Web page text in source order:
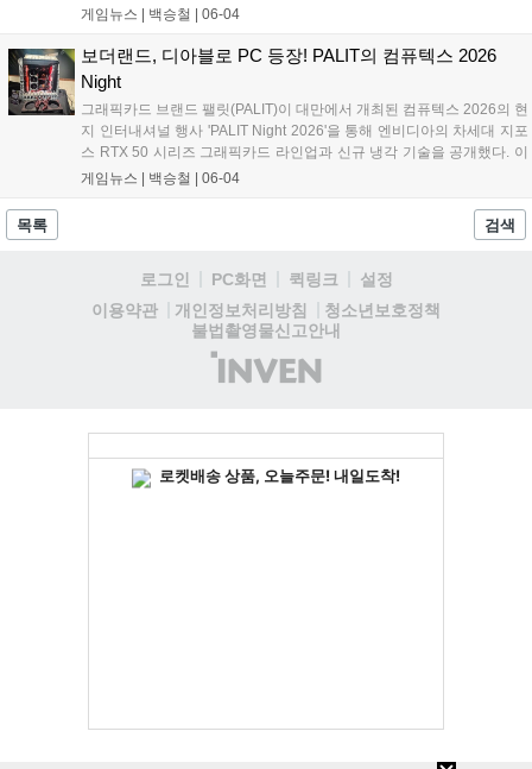
루션을 전시했다. 이와 함께 게이머를 위한 하드웨어 브랜드 XPG의 고
하드웨어 신제품과 엔비디아 협업 솔루션을 대거 공개하며 XPG는 신작
게임 '인왕 3(NIOH 3)'의 공식 게이밍 파트너로서 고성능 게이밍 환경을
적극 지원하겠다는 포부를 밝혔다....
게임뉴스 | 백승철 06-04
보더랜드, 디아블로 PC 등장! PALIT의 컴퓨텍스 2026
Night
그래픽카드 브랜드 팰릿(PALIT)이 대만에서 개최된 컴퓨텍스 2026의 현
지 인터내셔널 행사 'PALIT Night 2026'을 통해 엔비디아의 차세대 지포
스 RTX 50 시리즈 그래픽카드 라인업과 신규 냉각 기술을 공개했다. 이
번 행사에서 PALIT은 게이머가 직접 외형을 편집할 수 있는 DIY 플랫폼
이크 디자인을 함께 선보이며 브랜드 비주얼 아이덴티티 리뉴얼을 선언
게임뉴스 | 백승철 06-04
목록 검색
로그인 PC화면 퀵링크
설정
이용약관
개인정보처리방침
청소년보호정책
불법촬영물신고안내
(주)
인